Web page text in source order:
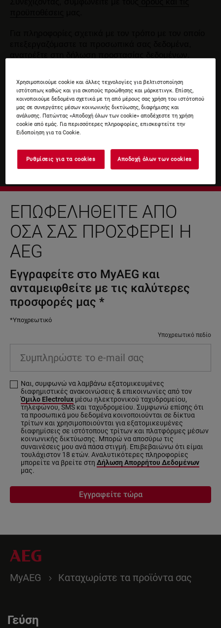
ΕΠΩΦΕΛΗΘΕΊΤΕ ΑΠΌ
ΌΣΑ ΣΑΣ ΠΡΟΣΦΈΡΕΙ Η
AEG
Εγγραφείτε στο MyAEG και
ανταμειφθείτε με τις καλύτερες
προσφορές μας *
*Υποχρεωτικό
Υποχρεωτικό πεδίο
Ναι, συμφωνώ να λαμβάνω εξατομικευμένες
διαφημιστικές ανακοινώσεις & επικοινωνίες από τον
Όμιλο Electrolux μέσω ηλεκτρονικού ταχυδρομείου,
τηλεφώνου, SMS και ταχυδρομείου. Συμφωνώ επίσης ότι
τα προσωπικά μου δεδομένα κοινοποιούνται σε δίκτυα
τρίτων και χρησιμοποιούνται για εξατομικευμένες
διαφημίσεις σε ιστότοπους τρίτων και πλατφόρμες μέσων
κοινωνικής δικτύωσης. Μπορώ να αποσύρω τις
συναινέσεις μου ανά πάσα στιγμή. Επιβεβαιώνω ότι είμαι
τουλάχιστον 18 ετών. Αναλυτικότερες πληροφορίες
μπορείτε να βρείτε στη Δήλωση Απορρήτου Δεδομένων
μας.
Εγγραφείτε τώρα
MyAEG Καταχωρίστε τα προϊόντα σας
Γεύση
Χρησιμοποιούμε cookie και άλλες τεχνολογίες για βελτιστοποίηση
ιστότοπων, καθώς και για σκοπούς προώθησης και μάρκετινγκ. Επίσης,
κοινοποιούμε δεδομένα σχετικά με τη από μέρους σας χρήση του ιστότοπού
μας σε συνεργάτες μέσων κοινωνικής δικτύωσης, διαφήμισης και
ανάλυσης. Πατώντας «Αποδοχή όλων των cookie» αποδέχεστε τη χρήση
cookie από εμάς. Για περισσότερες πληροφορίες, επισκεφτείτε την
Ειδοποίηση για τα Cookie.
Ρυθμίσεις για τα cookies Αποδοχή όλων των cookies